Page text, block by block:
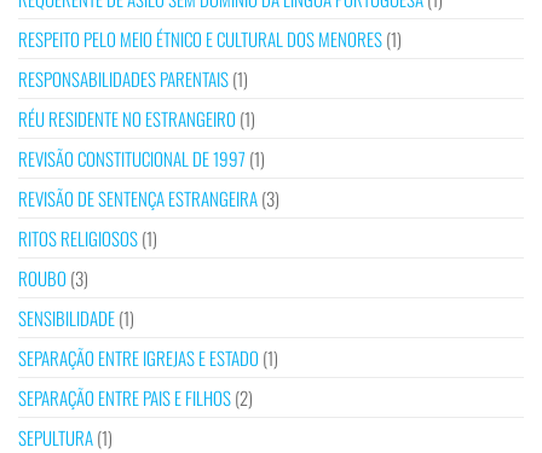
RESPEITO PELO MEIO ÉTNICO E CULTURAL DOS MENORES(1)
RESPONSABILIDADES PARENTAIS(1)
RÉU RESIDENTE NO ESTRANGEIRO (1)
REVISÃO CONSTITUCIONAL DE 1997 (1)
REVISÃO DE SENTENÇA ESTRANGEIRA(3)
RITOS RELIGIOSOS(1)
ROUBO (3)
SENSIBILIDADE(1)
SEPARAÇÃO ENTRE IGREJAS E ESTADO (1)
SEPARAÇÃO ENTRE PAIS E FILHOS(2)
SEPULTURA(1)